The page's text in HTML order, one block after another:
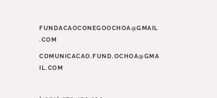
FUNDACAOCONEGOOCHOA@GMAIL
.COM
COMUNICACAO.FUND.OCHOA@GMA
IL.COM